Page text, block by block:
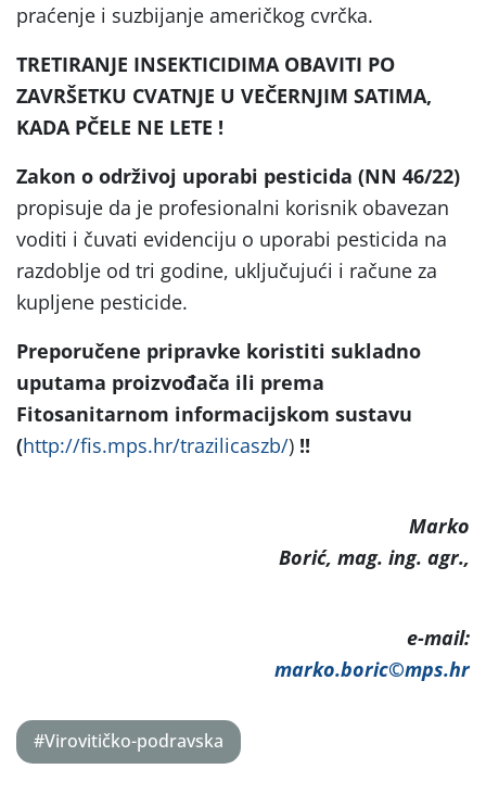
praćenje i suzbijanje američkog cvrčka.
TRETIRANJE INSEKTICIDIMA OBAVITI PO
ZAVRŠETKU CVATNJE U VEČERNJIM SATIMA,
KADA PČELE NE LETE !
Zakon o održivoj uporabi pesticida (NN 46/22)
propisuje da je profesionalni korisnik obavezan
voditi i čuvati evidenciju o uporabi pesticida na
razdoblje od tri godine, uključujući i račune za
kupljene pesticide.
Preporučene pripravke koristiti sukladno
uputama proizvođača ili prema
Fitosanitarnom informacijskom sustavu
(http://fis.mps.hr/trazilicaszb/) !!
Marko
Borić, mag. ing. agr.,
e-mail:
marko.boric©mps.hr
#Virovitičko-podravska